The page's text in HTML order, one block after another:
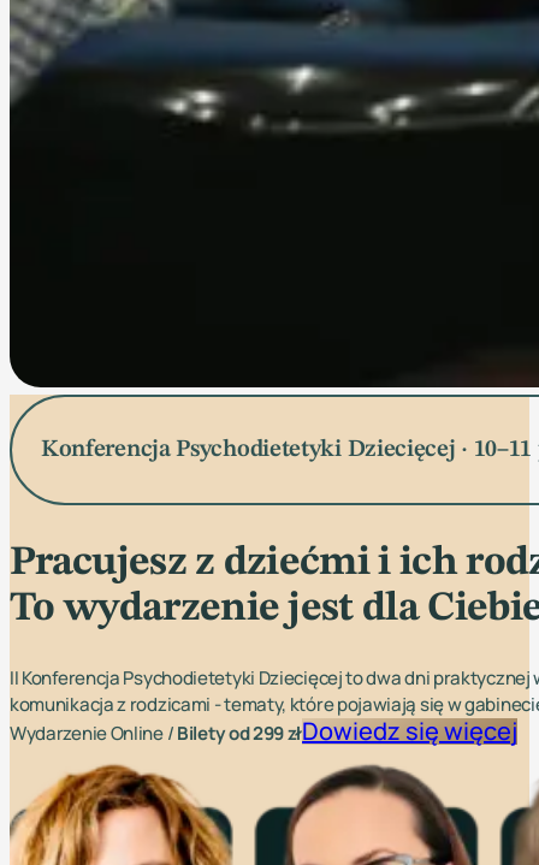
Konferencja Psychodietetyki Dziecięcej ·
Pracujesz z dziećmi i ich
To wydarzenie jest dla
II Konferencja Psychodietetyki Dziecięcej to dwa dni
komunikacja z rodzicami - tematy, które pojawiają się w
Wydarzenie Online /Bilety od 299 złDowiedz się więcej